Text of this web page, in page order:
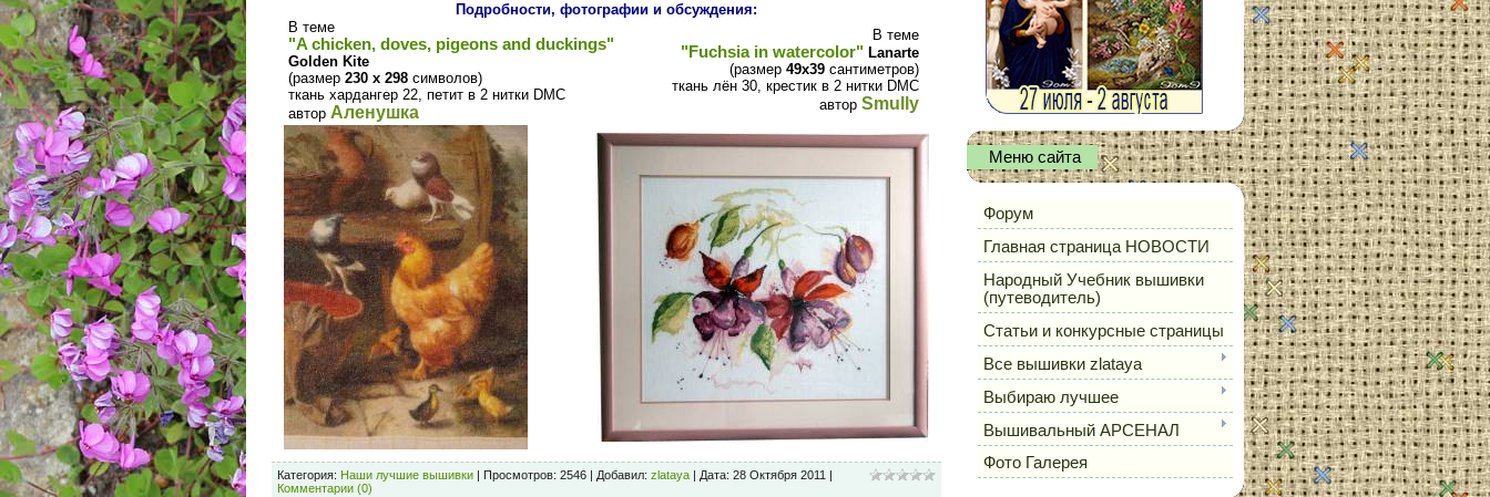
Подробности, фотографии и обсуждения:
В теме
"A chicken, doves, pigeons and duckings"
Golden Kite
(размер 230 х 298 символов)
ткань хардангер 22, петит в 2 нитки DМС
автор Аленушка
В теме
"Fuchsia in watercolor" Lanarte
(размер 49х39 сантиметров)
ткань лён 30, крестик в 2 нитки DMC
автор Smully
Категория: Наши лучшие вышивки | Просмотров: 2546 | Добавил: zlataya | Дата: 28 Октября 2011
Комментарии (0)
Меню сайта
Форум
Главная страница НОВОСТИ
Народный Учебник вышивки
(путеводитель)
Статьи и конкурсные страницы
Все вышивки zlataya
Выбираю лучшее
Вышивальный АРСЕНАЛ
Фото Галерея